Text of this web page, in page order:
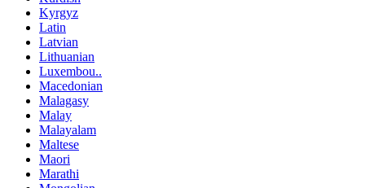
Kyrgyz
Latin
Latvian
Lithuanian
Luxembou..
Macedonian
Malagasy
Malay
Malayalam
Maltese
Maori
Marathi